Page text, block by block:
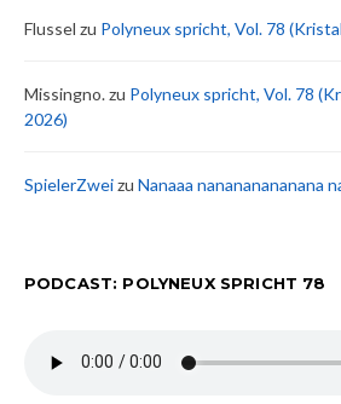
Flussel zu Polyneux spricht, Vol. 78
Missingno.zu Polyneux spricht, Vol. 78
2026)
SpielerZweizu Nanaaa nanananananana
PODCAST: POLYNEUX SPRICHT 78